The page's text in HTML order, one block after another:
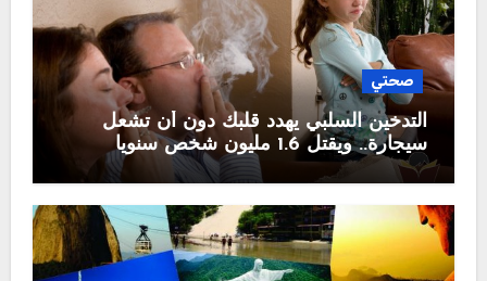
صحتي
التدخين السلبي يهدد قلبك دون أن تشعل
سيجارة.. ويقتل 1.6 مليون شخص سنويا